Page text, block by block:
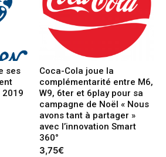
ses
2019
Coca-Cola joue la
complémentarité entre M6,
W9, 6ter et 6play pour sa
campagne de Noël « Nous
avons tant à partager »
avec l’innovation Smart
360°
3,75€